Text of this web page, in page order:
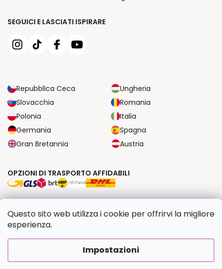
Questo sito web utilizza i cookie per offrirvi la migliore
esperienza.
Impostazioni
SEGUICI E LASCIATI ISPIRARE
Repubblica Ceca
Ungheria
Slovacchia
Romania
Polonia
Italia
Germania
Spagna
Gran Bretannia
Austria
OPZIONI DI TRASPORTO AFFIDABILI
Creato da Shoptet Premium|UpraviloFV STUDIO
Copyright 2026Dipingilo.it. Tutti i diritti riservati.